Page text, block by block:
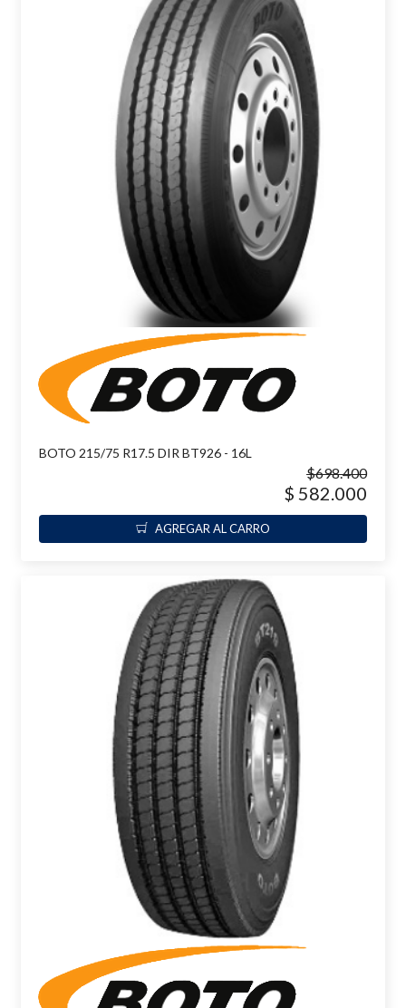
BOTO 215/75 R17.5 DIR BT926 - 16L
$698.400
$ 582.000
AGREGAR AL CARRO